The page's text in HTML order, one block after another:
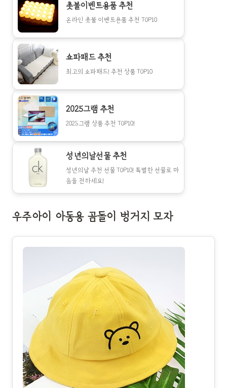
촛불이벤트용품 추천
온라인 촛불 이벤트용품 추천 TOP10
쇼파패드 추천
최고의 쇼파패드! 추천 상품 TOP10
2025그램 추천
2025그램 상품 추천 TOP10!
성년의날선물 추천
성년의날 추천 선물 TOP10! 특별한 선물로 마
음을 전하세요!
우주아이 아동용 곰돌이 벙거지 모자